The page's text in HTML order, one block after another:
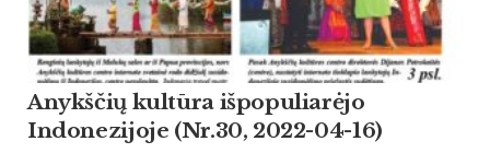
Anykščių kultūra išpopuliarėjo
Indonezijoje (Nr.30, 2022-04-16)